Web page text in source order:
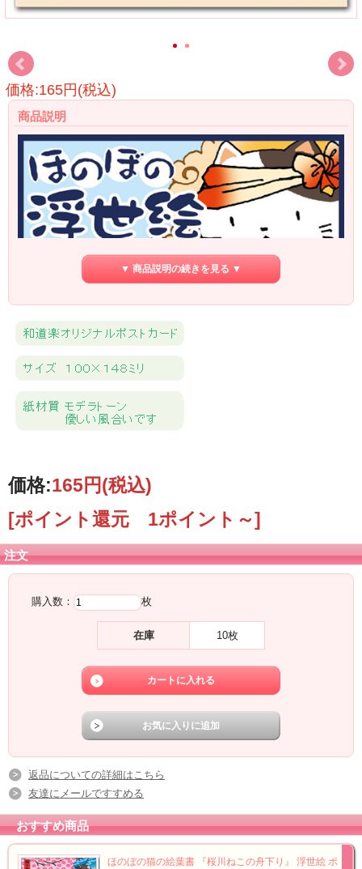
価格:165円(税込)
商品説明
こばやしゆみこのほのぼの浮世絵です。
イラストレーターこばやしゆみこ
アニメーション製作会社５年勤務
その後Uターン
▼ 商品説明の続きを見る ▼
価格:165円(税込)
[ポイント還元 1ポイント～]
注文
購入数： 枚
在庫 10枚
返品についての詳細はこちら
友達にメールですすめる
おすすめ商品
ほのぼの猫の絵葉書 『桜川ねこの舟下り』 浮世絵 ポ